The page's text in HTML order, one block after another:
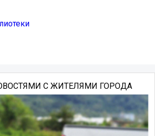
С ЖИТЕЛЯМИ ГОРОДА